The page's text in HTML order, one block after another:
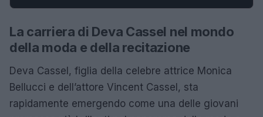
La carriera di Deva Cassel nel mondo
della moda e della recitazione
Deva Cassel, figlia della celebre attrice Monica
Bellucci e dell’attore Vincent Cassel, sta
rapidamente emergendo come una delle giovani